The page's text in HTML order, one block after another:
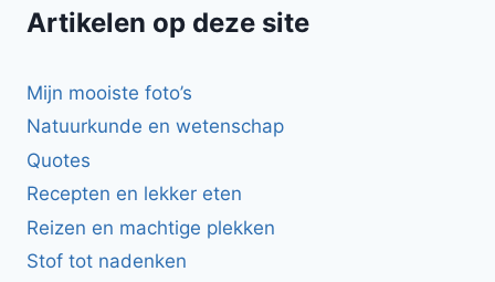
Artikelen op deze site
Mijn mooiste foto’s
Natuurkunde en wetenschap
Quotes
Recepten en lekker eten
Reizen en machtige plekken
Stof tot nadenken